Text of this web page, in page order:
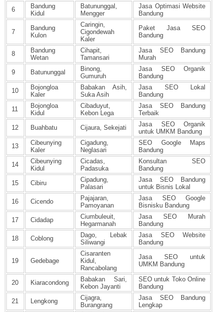
6
Bandung
Kidul
Batununggal,
Mengger
Jasa Optimasi Website
Bandung
7
Bandung
Kulon
Caringin,
Cigondewah
Kaler
Paket Jasa SEO
Bandung
8
Bandung
Wetan
Cihapit,
Tamansari
Jasa SEO Bandung
Murah
9
Batununggal
Binong,
Gumuruh
Jasa SEO Organik
Bandung
10
Bojongloa
Kaler
Babakan Asih,
Suka Asih
Jasa SEO Lokal
Bandung
11
Bojongloa
Kidul
Cibaduyut,
Kebon Lega
Jasa SEO Bandung
Terbaik
12
Buahbatu Cijaura, Sekejati
Jasa SEO Organik
untuk UMKM Bandung
13
Cibeunying
Kaler
Cigadung,
Neglasari
SEO Google Maps
Bandung
14
Cibeunying
Kidul
Cicadas,
Padasuka
Konsultan SEO
Bandung
15
Cibiru
Cipadung,
Palasari
Jasa SEO Bandung
untuk Bisnis Lokal
16
Cicendo
Pajajaran,
Pamoyanan
Jasa SEO Google
Bisnisku Bandung
17
Cidadap
Ciumbuleuit,
Hegarmanah
Jasa SEO Murah
Bandung
18
Coblong
Dago, Lebak
Siliwangi
Jasa SEO Website
Bandung
19 Gedebage
Cisaranten
Kidul,
Rancabolang
Jasa SEO untuk
UMKM Bandung
20 Kiaracondong
Babakan Sari,
Kebon Jayanti
SEO untuk Toko Online
Bandung
21
Lengkong
Cijagra,
Burangrang
Jasa SEO Bandung
Lengkap